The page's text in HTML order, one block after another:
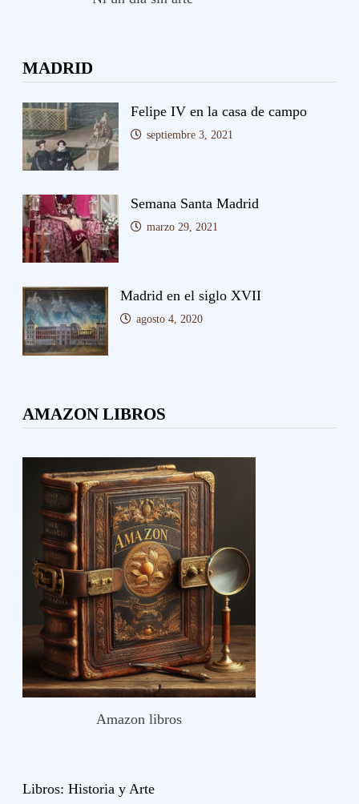
MADRID
Felipe IV en la casa de campo
septiembre 3, 2021
Semana Santa Madrid
marzo 29, 2021
Madrid en el siglo XVII
agosto 4, 2020
AMAZON LIBROS
Amazon libros
Libros: Historia y Arte